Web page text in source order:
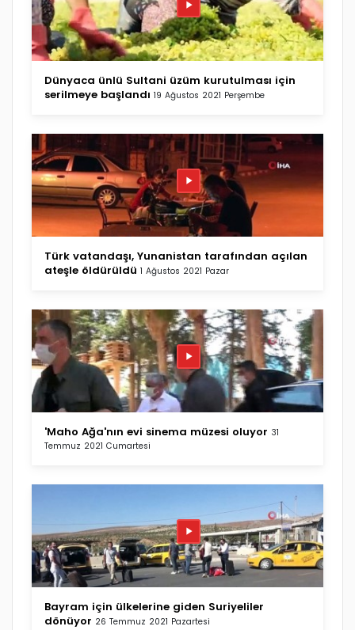
Dünyaca ünlü Sultani üzüm kurutulması için
serilmeye başlandı 19 Ağustos 2021 Perşembe
Türk vatandaşı, Yunanistan tarafından açılan
ateşle öldürüldü 1 Ağustos 2021 Pazar
'Maho Ağa'nın evi sinema müzesi oluyor 31
Temmuz 2021 Cumartesi
Bayram için ülkelerine giden Suriyeliler
dönüyor 26 Temmuz 2021 Pazartesi